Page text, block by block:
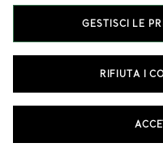
GESTISCI LE
RIFIUTA I